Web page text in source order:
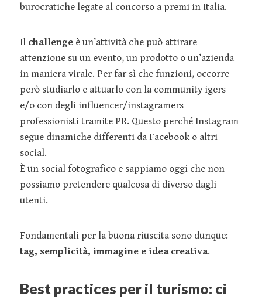
burocratiche legate al concorso a premi in Italia.
Il challenge è un’attività che può attirare
attenzione su un evento, un prodotto o un’azienda
in maniera virale. Per far sì che funzioni, occorre
però studiarlo e attuarlo con la community igers
e/o con degli influencer/instagramers
professionisti tramite PR. Questo perché Instagram
segue dinamiche differenti da Facebook o altri
social.
È un social fotografico e sappiamo oggi che non
possiamo pretendere qualcosa di diverso dagli
utenti.
Fondamentali per la buona riuscita sono dunque:
tag, semplicità, immagine e idea creativa.
Best practices per il turismo: ci